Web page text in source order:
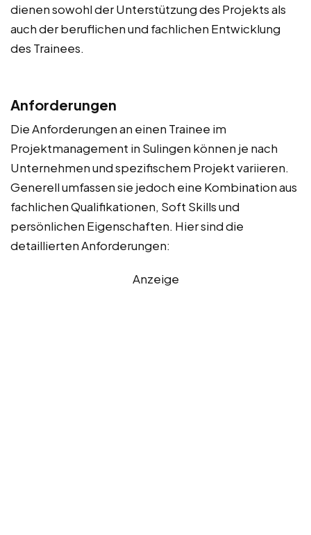
dienen sowohl der Unterstützung des Projekts als
auch der beruflichen und fachlichen Entwicklung
des Trainees.
Anforderungen
Die Anforderungen an einen Trainee im
Projektmanagement in Sulingen können je nach
Unternehmen und spezifischem Projekt variieren.
Generell umfassen sie jedoch eine Kombination aus
fachlichen Qualifikationen, Soft Skills und
persönlichen Eigenschaften. Hier sind die
detaillierten Anforderungen:
Anzeige